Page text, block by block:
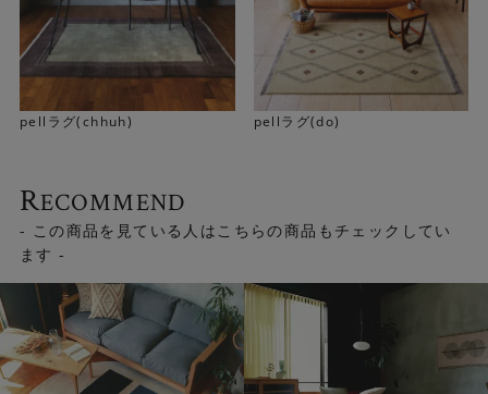
pellラグ(chhuh) pellラグ(do)
RECOMMEND
- この商品を見ている人はこちらの商品もチェックしてい
ます -